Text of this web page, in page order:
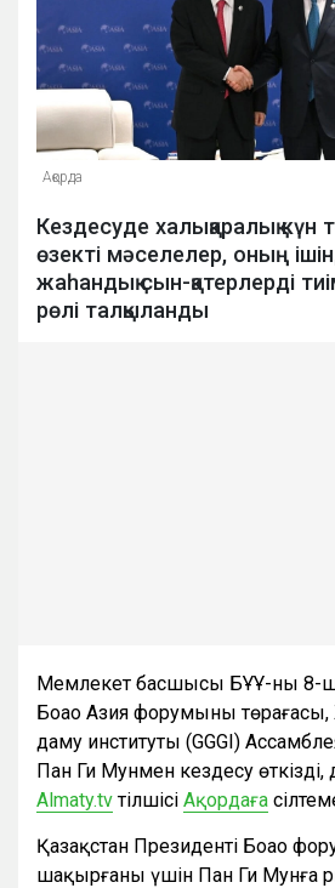
Ақорда
Кездесуде халықаралық күн
өзекті мәселелер, оның
жаһандық сын-қатерлерді
рөлі талқыланды
Мемлекет басшысы БҰҰ-ның 8-
Боао Азия форумының
даму институты (GGGI)
Пан Ги Мунмен кездесу
Almaty.tvтілшісі Ақордаға
Қазақстан Президенті Боао
шақырғаны үшін Пан Ги Мунға